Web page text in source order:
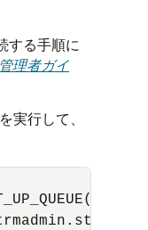
する手順に
理者ガイ
実行して、